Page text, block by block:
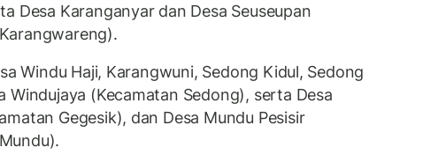
Desa Karanganyar dan Desa Seuseupan
Windu Haji, Karangwuni, Sedong Kidul, Sedong
Windujaya (Kecamatan Sedong), serta Desa
Gegesik), dan Desa Mundu Pesisir